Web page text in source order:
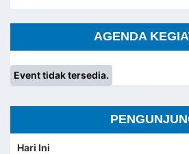
AGENDA
Event tidak tersedia.
Hari Ini